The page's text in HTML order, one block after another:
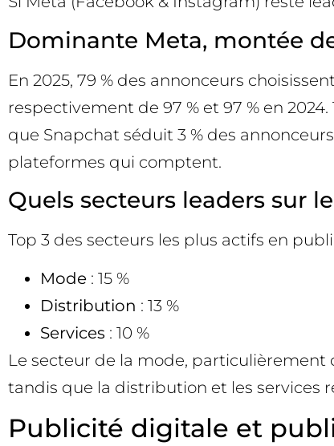
Dominante Meta, montée
En 2025, 79 % des annonceurs
respectivement de 97 % et 97 % en
que Snapchat séduit 3 % des
plateformes qui comptent.
Quels secteurs leaders sur
Top 3 des secteurs les plus actifs en
Mode : 15 %
Distribution : 13 %
Services : 10 %
Le secteur de la mode, particulièrement
tandis que la distribution et les services
Publicité digitale et